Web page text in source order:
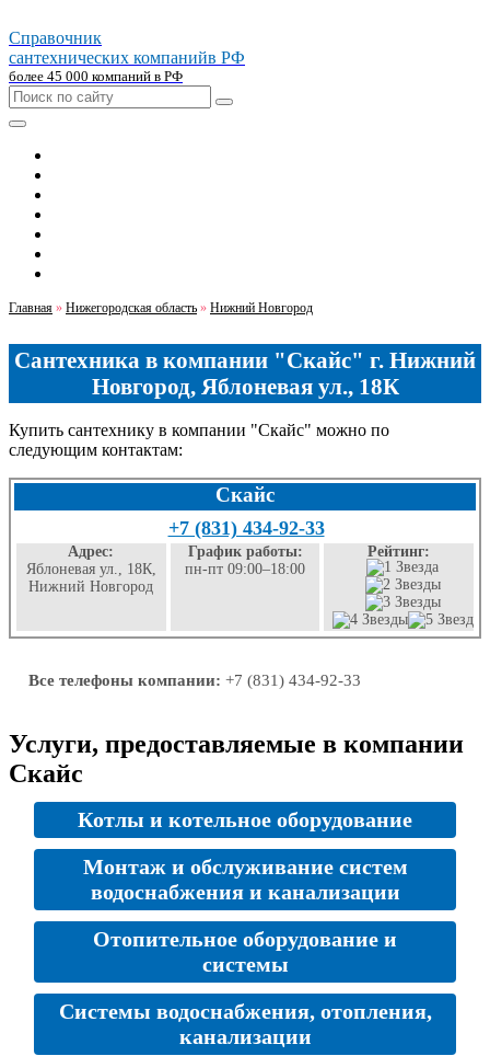
Справочник
сантехнических компанийв РФ
более 45 000 компаний в РФ
Главная » Нижегородская область » Нижний Новгород
Сантехника в компании "Скайс" г. Нижний
Новгород, Яблоневая ул., 18К
Купить сантехнику в компании "Скайс" можно по
следующим контактам:
Скайс
+7 (831) 434-92-33
Адрес:
Яблоневая ул., 18К,
Нижний Новгород
График работы:
пн-пт 09:00–18:00
Рейтинг:
Все телефоны компании: +7 (831) 434-92-33
Услуги, предоставляемые в компании
Скайс
Котлы и котельное оборудование
Монтаж и обслуживание систем
водоснабжения и канализации
Отопительное оборудование и
системы
Системы водоснабжения, отопления,
канализации